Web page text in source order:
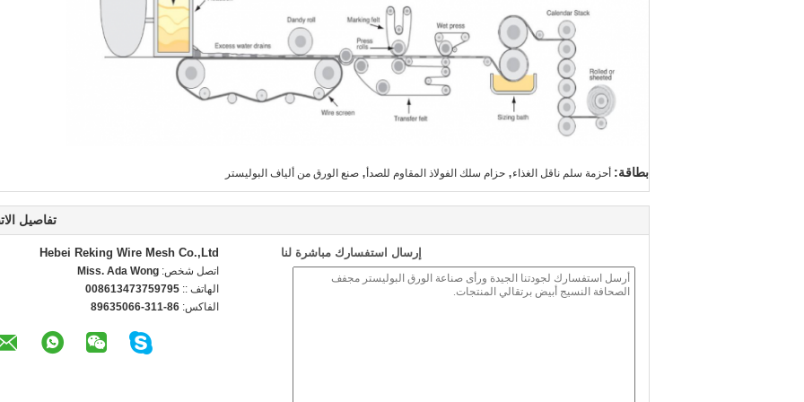
بطاقة: أحزمة سلم ناقل الغذاء, حزام سلك الفولاذ المقاوم للصدأ , صنع الورق من ألياف البوليستر
تفاصيل
Hebei Reking Wire Mesh Co.,Ltd
اتصل شخص: Miss. Ada Wong
الهاتف :: 008613473759795
الفاكس: 86-311-89635066
إرسال استفسارك مباشرة لنا